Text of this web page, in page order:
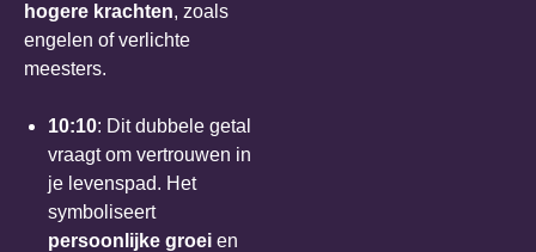
hogere krachten, zoals
engelen of verlichte
meesters.
10:10: Dit dubbele getal
vraagt om vertrouwen in
je levenspad. Het
symboliseert
persoonlijke groei en